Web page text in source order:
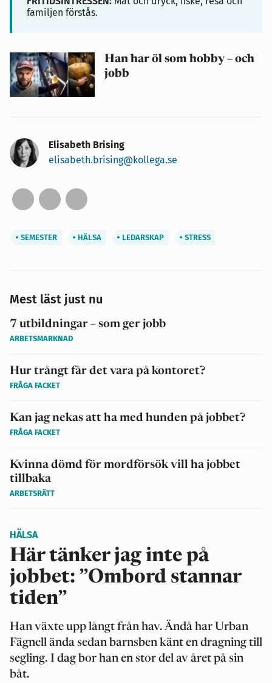
familjen förstås.
Han har öl som hobby – och
jobb
Elisabeth Brising
elisabeth.brising@kollega.se
SEMESTER HÄLSA LEDARSKAP STRESS
Mest läst just nu
7 utbildningar – som ger jobb
ARBETSMARKNAD
Hur trångt får det vara på kontoret?
FRÅGA FACKET
Kan jag nekas att ha med hunden på jobbet?
FRÅGA FACKET
Kvinna dömd för mordförsök vill ha jobbet
tillbaka
ARBETSRÄTT
HÄLSA
Här tänker jag inte på
jobbet: ”Ombord stannar
tiden”
Han växte upp långt från hav. Ändå har Urban
Fägnell ända sedan barnsben känt en dragning till
segling. I dag bor han en stor del av året på sin
båt.